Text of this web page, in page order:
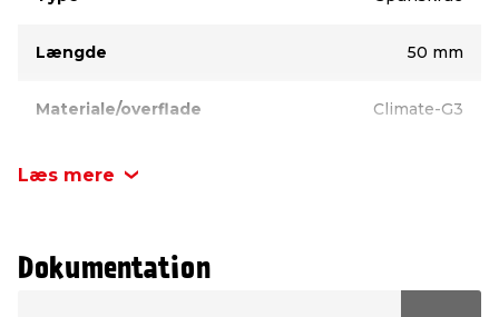
Længde 50 mm
Materiale/overflade Climate-G3
Hovedtype
Læs mere
Dokumentation